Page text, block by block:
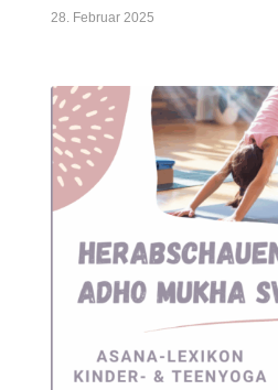
28. Februar 2025